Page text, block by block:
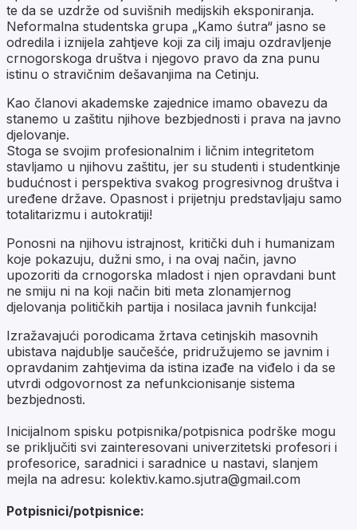
te da se uzdrže od suvišnih medijskih eksponiranja.
Neformalna studentska grupa „Kamo śutra“ jasno se
odredila i iznijela zahtjeve koji za cilj imaju ozdravljenje
crnogorskoga društva i njegovo pravo da zna punu
istinu o stravičnim dešavanjima na Cetinju.
Kao članovi akademske zajednice imamo obavezu da
stanemo u zaštitu njihove bezbjednosti i prava na javno
djelovanje.
Stoga se svojim profesionalnim i ličnim integritetom
stavljamo u njihovu zaštitu, jer su studenti i studentkinje
budućnost i perspektiva svakog progresivnog društva i
uređene države. Opasnost i prijetnju predstavljaju samo
totalitarizmu i autokratiji!
Ponosni na njihovu istrajnost, kritički duh i humanizam
koje pokazuju, dužni smo, i na ovaj način, javno
upozoriti da crnogorska mladost i njen opravdani bunt
ne smiju ni na koji način biti meta zlonamjernog
djelovanja političkih partija i nosilaca javnih funkcija!
Izražavajući porodicama žrtava cetinjskih masovnih
ubistava najdublje saučešće, pridružujemo se javnim i
opravdanim zahtjevima da istina izađe na viđelo i da se
utvrdi odgovornost za nefunkcionisanje sistema
bezbjednosti.
Inicijalnom spisku potpisnika/potpisnica podrške mogu
se priključiti svi zainteresovani univerzitetski profesori i
profesorice, saradnici i saradnice u nastavi, slanjem
mejla na adresu: kolektiv.kamo.sjutra@gmail.com
Potpisnici/potpisnice: